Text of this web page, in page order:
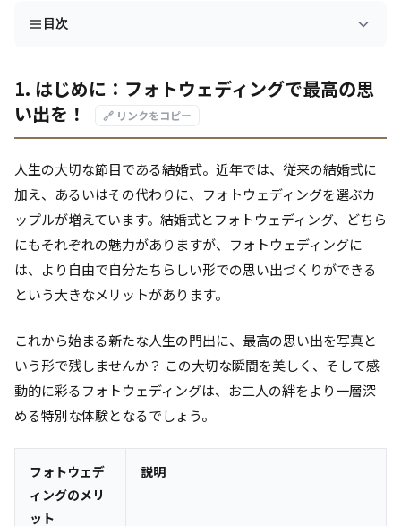
目次
1. はじめに：フォトウェディングで最高の思
い出を！
🔗 リンクをコピー
人生の大切な節目である結婚式。近年では、従来の結婚式に
加え、あるいはその代わりに、フォトウェディングを選ぶカ
ップルが増えています。結婚式とフォトウェディング、どちら
にもそれぞれの魅力がありますが、フォトウェディングに
は、より自由で自分たちらしい形での思い出づくりができる
という大きなメリットがあります。
これから始まる新たな人生の門出に、最高の思い出を写真と
いう形で残しませんか？ この大切な瞬間を美しく、そして感
動的に彩るフォトウェディングは、お二人の絆をより一層深
める特別な体験となるでしょう。
フォトウェデ
ィングのメリ
ット
説明